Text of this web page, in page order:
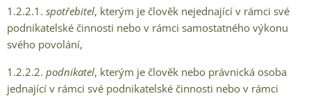
1.2.2.1. spotřebitel, kterým je člověk nejednající v rámci své
podnikatelské činnosti nebo v rámci samostatného výkonu
svého povolání,
1.2.2.2. podnikatel, kterým je člověk nebo právnická osoba
jednající v rámci své podnikatelské činnosti nebo v rámci